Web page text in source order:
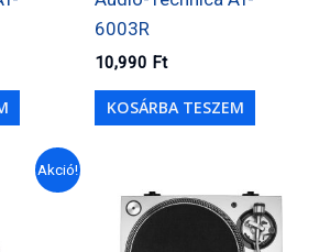
6003R
10,990 Ft
KOSÁRBA TESZEM
Akció!